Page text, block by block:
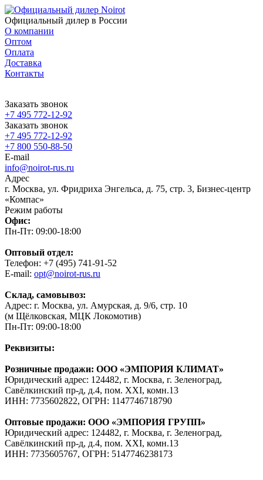
Официальный дилер в России
О компании
Оптом
Оплата
Доставка
Контакты
Заказать звонок
+7 495 772-12-92
Заказать звонок
+7 495 772-12-92
+7 800 550-88-50
E-mail
info@noirot-rus.ru
Адрес
г. Москва, ул. Фридриха Энгельса, д. 75, стр. 3, Бизнес-центр
«Компас»
Режим работы
Офис:
Пн-Пт: 09:00-18:00
Оптовый отдел:
Телефон: +7 (495) 741-91-52
E-mail: opt@noirot-rus.ru
Склад, самовывоз:
Адрес: г. Москва, ул. Амурская, д. 9/6, стр. 10
(м Щёлковская, МЦК Локомотив)
Пн-Пт: 09:00-18:00
Реквизиты:
Розничные продажи: ООО «ЭМПОРИЯ КЛИМАТ»
Юридический адрес: 124482, г. Москва, г. Зеленоград,
Савёлкинский пр-д, д.4, пом. XXI, комн.13
ИНН: 7735602822, ОГРН: 1147746718790
Оптовые продажи: ООО «ЭМПОРИЯ ГРУПП»
Юридический адрес: 124482, г. Москва, г. Зеленоград,
Савёлкинский пр-д, д.4, пом. XXI, комн.13
ИНН: 7735605767, ОГРН: 5147746238173